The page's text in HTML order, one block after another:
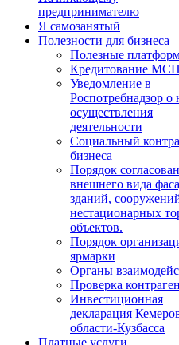
предпринимателю
Я самозанятый
Полезности для бизнеса
Полезные
Кредитование МСП
Уведомление в
Роспотребнадзор о
осуществления
деятельности
Социальный
бизнеса
Порядок
внешнего вида
зданий,
нестационарных
объектов.
Порядок
ярмарки
Органы
Проверка
Инвестиционная
декларация
области-Кузбасса
Платные услуги